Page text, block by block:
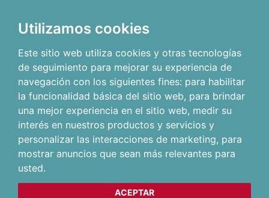
Utilizamos cookies
Este sitio web utiliza cookies y otras tecnologías
de seguimiento para mejorar su experiencia de
navegación con los siguientes fines: para habilitar
la funcionalidad básica del sitio web, para brindar
una mejor experiencia en el sitio web, medir su
interés en nuestros productos y servicios y
personalizar las interacciones de marketing, para
mostrar anuncios que sean más relevantes para
usted.
ACEPTAR